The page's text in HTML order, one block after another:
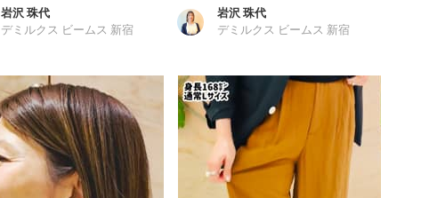
岩沢 珠代
デミルクス ビームス 新宿
岩沢 珠代
デミルクス ビームス 新宿